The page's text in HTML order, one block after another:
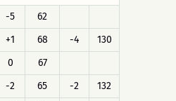
-5
62
+1 68 -4
130
0
67
-2 65 -2
132